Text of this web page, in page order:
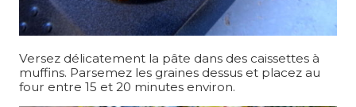
Versez délicatement la pâte dans des caissettes à
muffins. Parsemez les graines dessus et placez au
four entre 15 et 20 minutes environ.